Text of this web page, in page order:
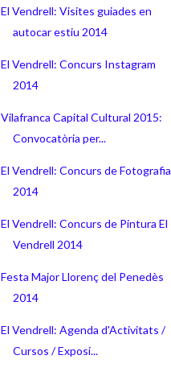
El Vendrell: Visites guiades en
autocar estiu 2014
El Vendrell: Concurs Instagram
2014
Vilafranca Capital Cultural 2015:
Convocatòria per...
El Vendrell: Concurs de Fotografia
2014
El Vendrell: Concurs de Pintura El
Vendrell 2014
Festa Major Llorenç del Penedès
2014
El Vendrell: Agenda d'Activitats /
Cursos / Exposi...